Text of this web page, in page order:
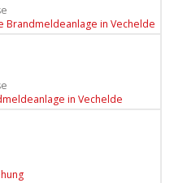
Brandmeldeanlage in Vechelde
in Vechelde